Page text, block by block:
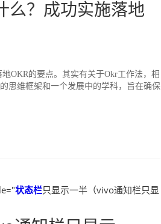
么？成功实施落地
OKR的要点。其实有关于Okr工作法，相
思维框架和一个发展中的学科，旨在确保
状态栏只显示一半（vivo通知栏只显